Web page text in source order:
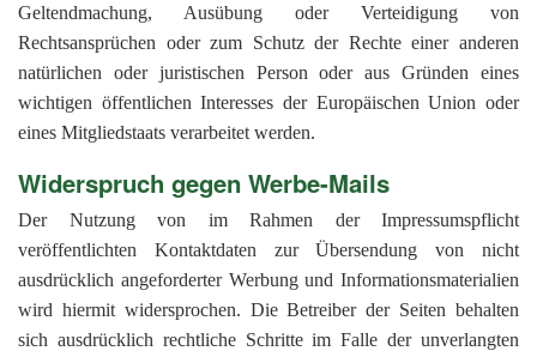
Geltendmachung, Ausübung oder Verteidigung von
Rechtsansprüchen oder zum Schutz der Rechte einer anderen
natürlichen oder juristischen Person oder aus Gründen eines
wichtigen öffentlichen Interesses der Europäischen Union oder
eines Mitgliedstaats verarbeitet werden.
Widerspruch gegen Werbe-Mails
Der Nutzung von im Rahmen der Impressumspflicht
veröffentlichten Kontaktdaten zur Übersendung von nicht
ausdrücklich angeforderter Werbung und Informationsmaterialien
wird hiermit widersprochen. Die Betreiber der Seiten behalten
sich ausdrücklich rechtliche Schritte im Falle der unverlangten